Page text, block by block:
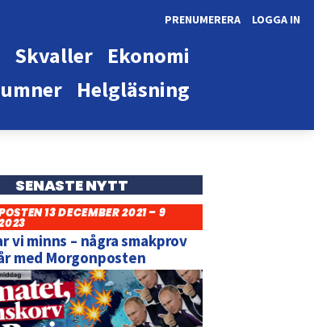
LOGGA IN
PRENUMERERA
Ekonomi
Skvaller
Helgläsning
SENASTE NYTT
13 DECEMBER 2021 – 9
vi minns – några smakprov
med Morgonposten